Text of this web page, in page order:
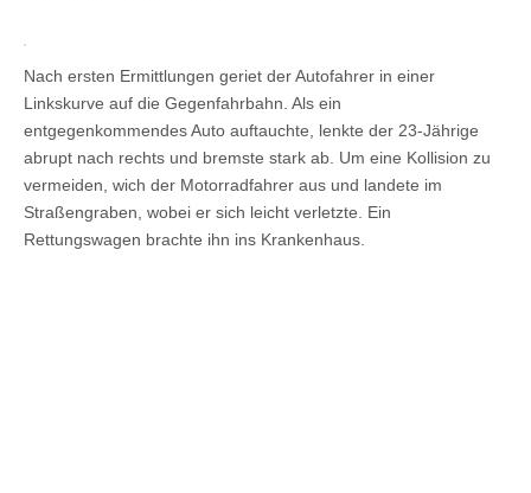
Nach ersten Ermittlungen geriet der Autofahrer in einer
Linkskurve auf die Gegenfahrbahn. Als ein
entgegenkommendes Auto auftauchte, lenkte der 23-Jährige
abrupt nach rechts und bremste stark ab. Um eine Kollision zu
vermeiden, wich der Motorradfahrer aus und landete im
Straßengraben, wobei er sich leicht verletzte. Ein
Rettungswagen brachte ihn ins Krankenhaus.